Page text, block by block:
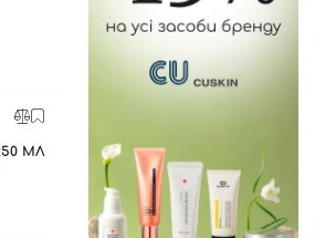
МЛ
за допомогою e-mail